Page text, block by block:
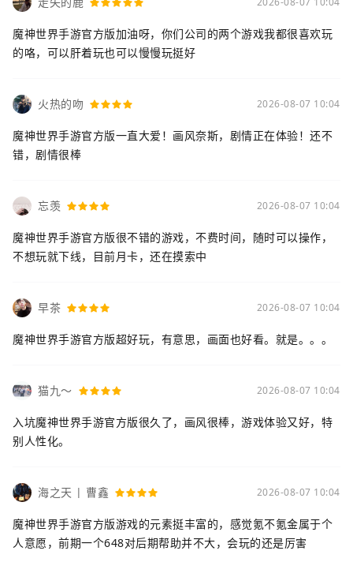
魔神世界手游官方版加油呀，你们公司的两个游戏我都很喜欢玩
的咯，可以肝着玩也可以慢慢玩挺好
火热的吻 2026-08-07 10:04
魔神世界手游官方版一直大爱！画风奈斯，剧情正在体验！还不
错，剧情很棒
忘羡 2026-08-07 10:04
魔神世界手游官方版很不错的游戏，不费时间，随时可以操作，
不想玩就下线，目前月卡，还在摸索中
早茶 2026-08-07 10:04
魔神世界手游官方版超好玩，有意思，画面也好看。就是。。。
猫九～ 2026-08-07 10:04
入坑魔神世界手游官方版很久了，画风很棒，游戏体验又好，特
别人性化。
海之天 | 曹鑫 2026-08-07 10:04
魔神世界手游官方版游戏的元素挺丰富的，感觉氪不氪金属于个
人意愿，前期一个648对后期帮助并不大，会玩的还是厉害